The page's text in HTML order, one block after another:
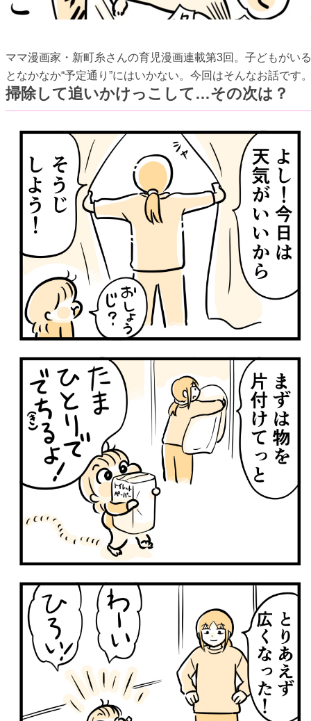
ママ漫画家・新町糸さんの育児漫画連載第3回。子どもがいる
となかなか“予定通り”にはいかない。今回はそんなお話です
掃除して追いかけっこして…その次は？